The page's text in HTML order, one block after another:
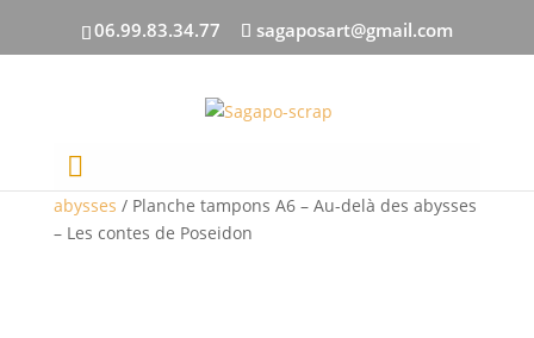
06.99.83.34.77 sagaposart@gmail.com
Accueil
abysses / Planche tampons A6 – Au-delà des abysses
– Les contes de Poseidon